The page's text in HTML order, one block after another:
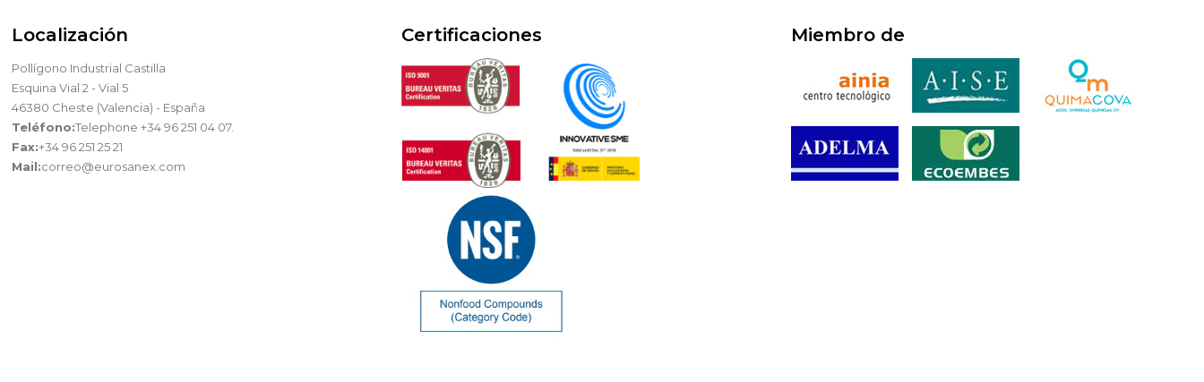
Localización
Pollígono Industrial Castilla
Esquina Vial 2 - Vial 5
46380 Cheste (Valencia) - España
Teléfono:Telephone +34 96 251 04 07.
Fax:+34 96 251 25 21
Mail:correo@eurosanex.com
Certificaciones Miembro de